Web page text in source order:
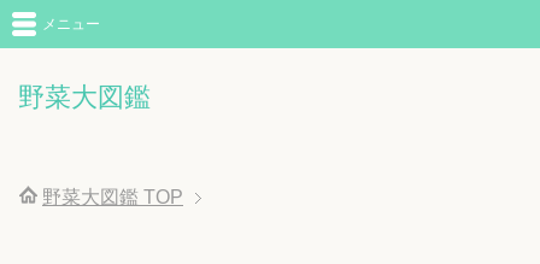
野菜大図鑑
メニュー
野菜大図鑑 TOP